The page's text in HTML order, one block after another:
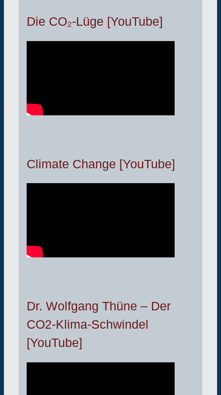
Die CO₂-Lüge [YouTube]
Climate Change [YouTube]
Dr. Wolfgang Thüne – Der
CO2-Klima-Schwindel
[YouTube]